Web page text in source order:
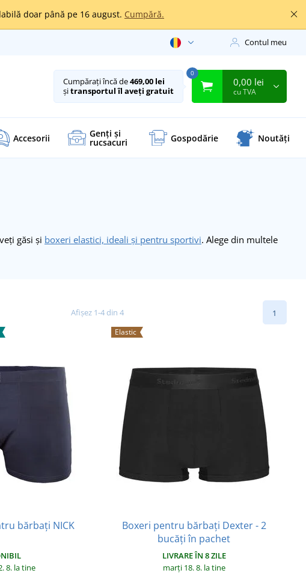
doar până pe 16 august. Cumpără.
Contul meu
Cumpărați încă de469,00 lei
șitransportul îl aveți gratuit
0
0,00 lei
cu TVA
Accesorii Genți și
rucsacuri Gospodărie Noutăți
găsi și boxeri elastici, ideali și pentru sportivi. Alege din multele
Afișez 1-4 din 4 1
bărbați NICK
8. la tine
Elastic
Boxeri pentru bărbați Dexter - 2
bucăți în pachet
LIVRARE ÎN 8 ZILE
marți 18. 8. la tine